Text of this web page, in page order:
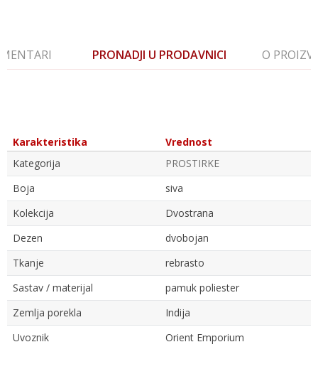
PRONADJI U PRODAVNICI O
Karakteristika
Vrednost
Kategorija
PROSTIRKE
Boja
siva
Kolekcija
Dvostrana
Dezen
dvobojan
Tkanje
rebrasto
Sastav / materijal
pamuk poliester
Zemlja porekla
Indija
Uvoznik
Orient Emporium